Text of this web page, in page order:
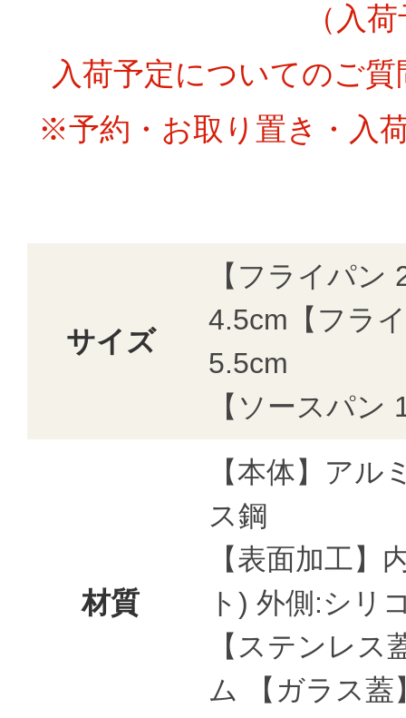
（入
入荷予定についてのご
※予約・お取り置き・入
サイズ
【フライパン
4.5cm【フラ
5.5cm
【ソースパン
材質
【本体】ア
ス鋼
【表面加工】
ト) 外側:シリ
【ステンレ
ム 【ガラス蓋